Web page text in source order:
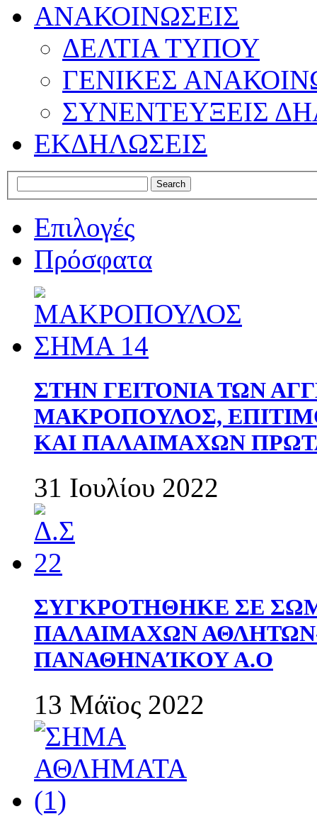
ΑΝΑΚΟΙΝΩΣΕΙΣ
ΔΕΛΤΙΑ ΤΥΠΟΥ
ΓΕΝΙΚΕΣ
ΣΥΝΕΝΤΕΥΞΕΙΣ
ΕΚΔΗΛΩΣΕΙΣ
Επιλογές
Πρόσφατα
ΣΤΗΝ ΓΕΙΤΟΝΙΑ ΤΩΝ
ΜΑΚΡΟΠΟΥΛΟΣ,
ΚΑΙ ΠΑΛΑΙΜΑΧΩΝ
31 Ιουλίου 2022
ΣΥΓΚΡΟΤΗΘΗΚΕ ΣΕ
ΠΑΛΑΙΜΑΧΩΝ
ΠΑΝΑΘΗΝΑΊΚΟΥ Α.Ο
13 Μάϊος 2022